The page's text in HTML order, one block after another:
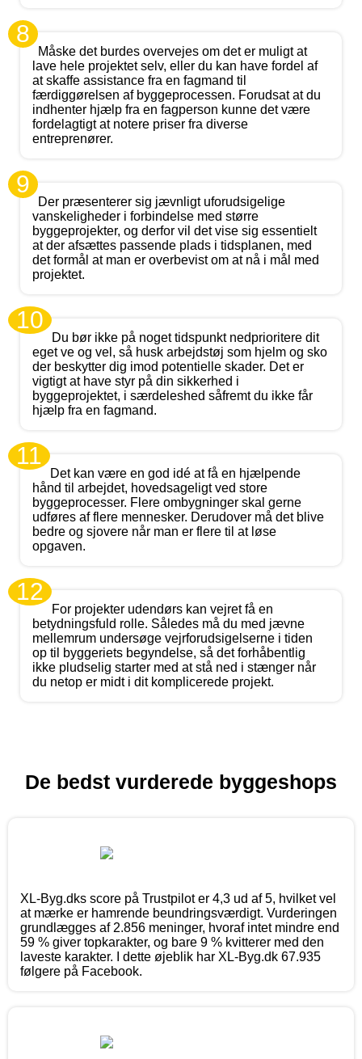
8
Måske det burdes overvejes om det er muligt at
lave hele projektet selv, eller du kan have fordel af
at skaffe assistance fra en fagmand til
færdiggørelsen af byggeprocessen. Forudsat at du
indhenter hjælp fra en fagperson kunne det være
fordelagtigt at notere priser fra diverse
entreprenører.
9
Der præsenterer sig jævnligt uforudsigelige
vanskeligheder i forbindelse med større
byggeprojekter, og derfor vil det vise sig essentielt
at der afsættes passende plads i tidsplanen, med
det formål at man er overbevist om at nå i mål med
projektet.
10
Du bør ikke på noget tidspunkt nedprioritere dit
eget ve og vel, så husk arbejdstøj som hjelm og sko
der beskytter dig imod potentielle skader. Det er
vigtigt at have styr på din sikkerhed i
byggeprojektet, i særdeleshed såfremt du ikke får
hjælp fra en fagmand.
11
Det kan være en god idé at få en hjælpende
hånd til arbejdet, hovedsageligt ved store
byggeprocesser. Flere ombygninger skal gerne
udføres af flere mennesker. Derudover må det blive
bedre og sjovere når man er flere til at løse
opgaven.
12
For projekter udendørs kan vejret få en
betydningsfuld rolle. Således må du med jævne
mellemrum undersøge vejrforudsigelserne i tiden
op til byggeriets begyndelse, så det forhåbentlig
ikke pludselig starter med at stå ned i stænger når
du netop er midt i dit komplicerede projekt.
De bedst vurderede byggeshops
XL-Byg.dks score på Trustpilot er 4,3 ud af 5, hvilket vel
at mærke er hamrende beundringsværdigt. Vurderingen
grundlægges af 2.856 meninger, hvoraf intet mindre end
59 % giver topkarakter, og bare 9 % kvitterer med den
laveste karakter. I dette øjeblik har XL-Byg.dk 67.935
følgere på Facebook.